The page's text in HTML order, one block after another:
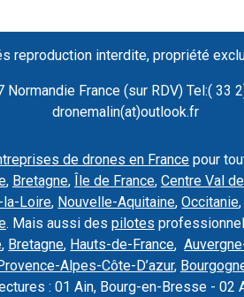
reproduction interdite, propriété
France (sur RDV) Tel:(
dronemalin(at)outlook.fr
de drones en France pour
, Bretagne, Île de France, Centre Val
la-Loire, Nouvelle-Aquitaine,Occitanie,
. Mais aussi des pilotes
, Bretagne, Hauts-de-France,
Alpes-Côte-D’azur,
: 01 Ain, Bourg-en-Bresse -